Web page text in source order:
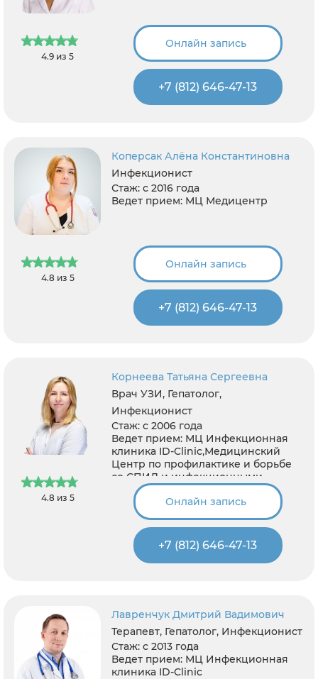
4.9 из 5
Онлайн запись
+7 (812) 646-47-13
4.8 из 5
Коперсак Алёна Константиновна
Инфекционист
Стаж: с 2016 года
Ведет прием: МЦ Медицентр
Онлайн запись
+7 (812) 646-47-13
4.8 из 5
Корнеева Татьяна Сергеевна
Врач УЗИ, Гепатолог,
Инфекционист
Стаж: с 2006 года
Ведет прием: МЦ Инфекционная
клиника ID-Clinic,Медицинский
Центр по профилактике и борьбе
со СПИД и инфекционными
заболеваниями
Онлайн запись
+7 (812) 646-47-13
Лавренчук Дмитрий Вадимович
Терапевт, Гепатолог, Инфекционист
Стаж: с 2013 года
Ведет прием: МЦ Инфекционная
клиника ID-Clinic